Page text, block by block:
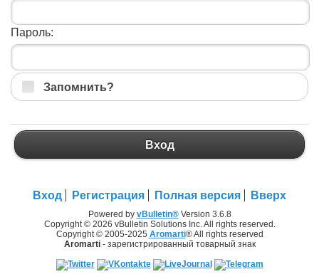
Пароль:
Запомнить?
Вход
Вход Регистрация Полная версия Вверх
Powered by vBulletin®Version 3.6.8
Copyright © 2026 vBulletin Solutions Inc. All rights reserved.
Copyright © 2005-2025 Aromarti® All rights reserved
Aromarti- зарегистрированный товарный знак